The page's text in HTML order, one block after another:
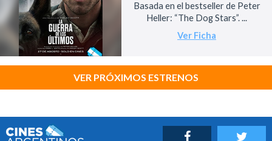
Basada en el bestseller de Peter
Heller: “The Dog Stars”. ...
Ver Ficha
VER PRÓXIMOS ESTRENOS